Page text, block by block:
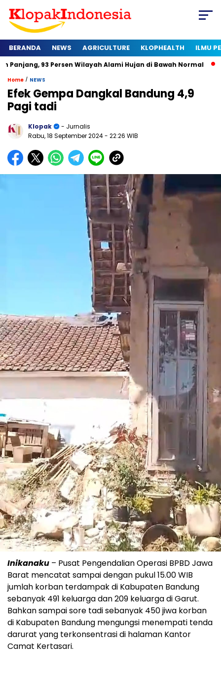
BERANDA NEWS AGRICULTURE KLOPHEALTH ILMU
Persen Wilayah Alami Hujan di Bawah Normal Kapan
Home / NEWS
Efek Gempa Dangkal Bandung 4,9
Pagi tadi
Klopak
- Jurnalis
Rabu, 18 September 2024- 22:26 WIB
Inikanaku – Pusat Pengendalian Operasi BPBD Jawa
Barat mencatat sampai dengan pukul 15.00 WIB
jumlah korban terdampak di Kabupaten Bandung
sebanyak 491 keluarga dan 209 keluarga di Garut.
Bahkan sampai sore tadi sebanyak 450 jiwa korban
di Kabupaten Bandung mengungsi menempati tenda
darurat yang terkonsentrasi di halaman Kantor
Camat Kertasari.